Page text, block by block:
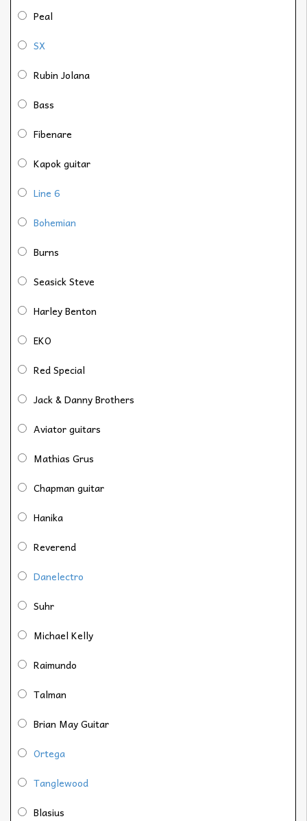
Peal
SX
Rubin Jolana
Bass
Fibenare
Kapok guitar
Line 6
Bohemian
Burns
Seasick Steve
Harley Benton
EKO
Red Special
Jack & Danny Brothers
Aviator guitars
Mathias Grus
Chapman guitar
Hanika
Reverend
Danelectro
Suhr
Michael Kelly
Raimundo
Talman
Brian May Guitar
Ortega
Tanglewood
Blasius